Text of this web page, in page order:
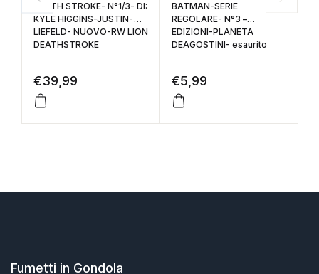
DEATH STROKE- N°1/3- DI:
KYLE HIGGINS-JUSTIN-
LIEFELD- NUOVO-RW LION
DEATHSTROKE
€39,99
BATMAN-SERIE
REGOLARE- N°3 –
EDIZIONI-PLANETA
DEAGOSTINI- esaurito
€5,99
Fumetti in Gondola